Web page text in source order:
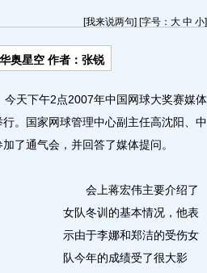
[我来说两句] [字号： 大 中 小]
奥星空 作者：张锐
天下午2点2007年中国网球大奖赛媒体
。国家网球管理中心副主任高沈阳、中
了通气会，并回答了媒体提问。
会上蒋宏伟主要介绍了
女队冬训的基本情况，他表
示由于李娜和郑洁的受伤女
队今年的成绩受了很大影